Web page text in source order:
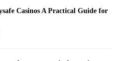
Casinos A Practical Guide for